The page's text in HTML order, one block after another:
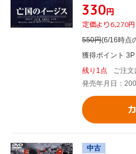
¥330円
定価より6,270
550円(6/16時点
獲得ポイント 3P
残り1点
ご注文
発売年月日：
中古